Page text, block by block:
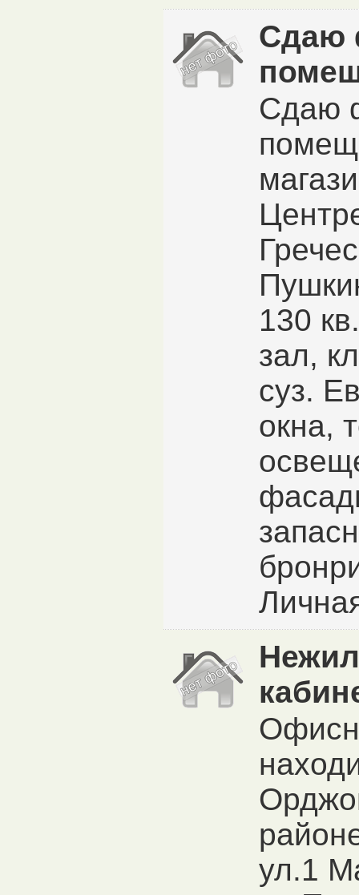
Сдаю
Сдаю
130
зал,
суз.
окна,
ул.1